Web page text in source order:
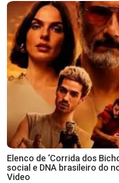
Elenco de ‘Corrida dos
social e DNA brasileiro do
Video